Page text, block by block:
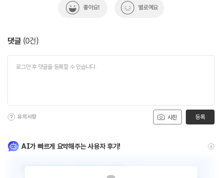
좋아요! 별로예요
댓글 (0건)
사진
유의사항 등록
AI가 빠르게 요약해주는 사용자 후기!